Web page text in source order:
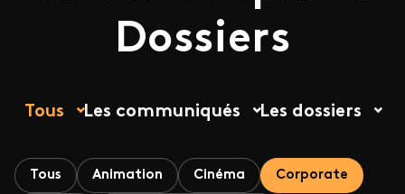
Dossiers
Tous Les communiqués Les dossiers
Tous Animation Cinéma Corporate